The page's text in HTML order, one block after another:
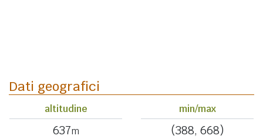
Dati geografici
altitudine
637m
min/max
(388, 668)